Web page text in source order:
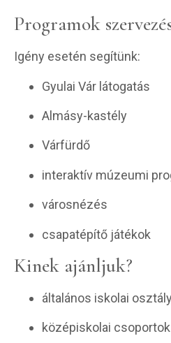
Programok
Igény esetén segítünk:
Gyulai Vár látogatás
Almásy-kastély
Várfürdő
interaktív múzeumi
városnézés
csapatépítő játékok
Kinek ajánljuk?
általános iskolai
középiskolai csoportok